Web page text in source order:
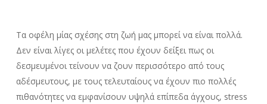
Τα οφέλη μίας σχέσης στη ζωή μας μπορεί να είναι πολλά.
Δεν είναι λίγες οι μελέτες που έχουν δείξει πως οι
δεσμευμένοι τείνουν να ζουν περισσότερο από τους
αδέσμευτους, με τους τελευταίους να έχουν πιο πολλές
πιθανότητες να εμφανίσουν υψηλά επίπεδα άγχους, stress